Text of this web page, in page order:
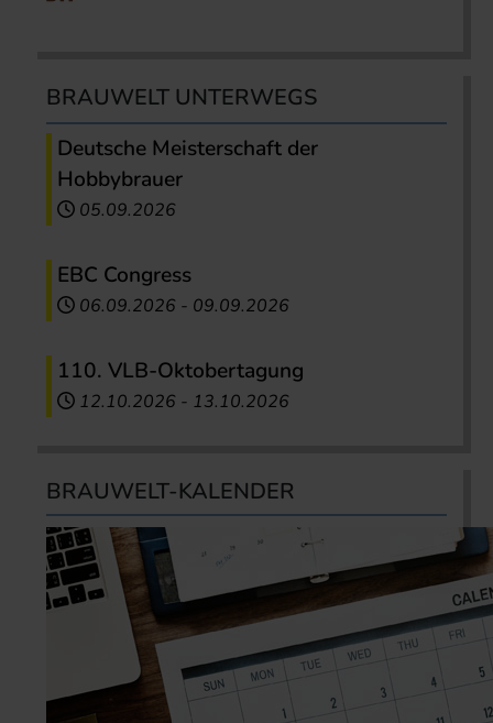
BRAUWELT UNTERWEGS
Deutsche Meisterschaft der
Hobbybrauer
05.09.2026
EBC Congress
06.09.2026 - 09.09.2026
110. VLB-Oktobertagung
12.10.2026 - 13.10.2026
BRAUWELT-KALENDER